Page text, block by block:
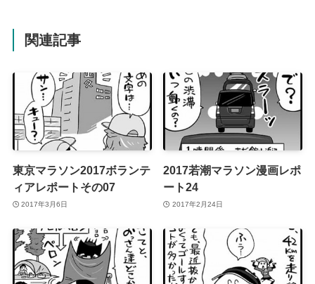
関連記事
東京マラソン2017ボランテ
ィアレポートその07
2017年3月6日
2017若潮マラソン漫画レポ
ート24
2017年2月24日